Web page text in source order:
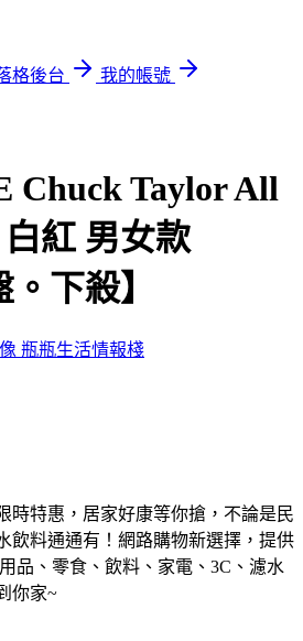
格後台
我的帳號
Chuck Taylor All
紅 男女款
下殺】
瓶瓶生活情報棧
時特惠，居家好康等你搶，不論是民
飲料通通有！網路購物新選擇，提供
品、零食、飲料、家電、3C、濾水
你家~